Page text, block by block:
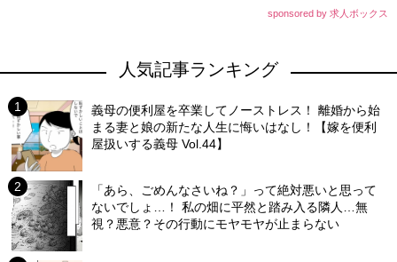
sponsored by 求人ボックス
人気記事ランキング
義母の便利屋を卒業してノーストレス！ 離婚から始
まる妻と娘の新たな人生に悔いはなし！【嫁を便利
屋扱いする義母 Vol.44】
「あら、ごめんなさいね？」って絶対悪いと思って
ないでしょ…！ 私の畑に平然と踏み入る隣人…無
視？悪意？その行動にモヤモヤが止まらない